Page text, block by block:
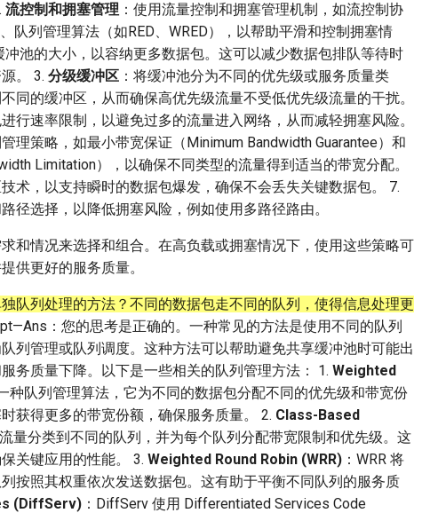
流控制和拥塞管理 ：使用流量控制和拥塞管理机制，如流控制协
队列管理算法（如RED、WRED），以帮助平滑和控制拥塞情
冲池的大小，以容纳更多数据包。这可以减少数据包排队等待时
。 3. 分级缓冲区 ：将缓冲池分为不同的优先级或服务质量类
同的缓冲区，从而确保高优先级流量不受低优先级流量的干扰。
行速率限制，以避免过多的流量进入网络，从而减轻拥塞风险。
管理策略，如最小带宽保证（Minimum Bandwidth Guarantee）和
Limitation），以确保不同类型的流量得到适当的带宽分配。
技术，以支持瞬时的数据包爆发，确保不会丢失关键数据包。 7.
径选择，以降低拥塞风险，例如使用多路径路由。
和情况来选择和组合。在高负载或拥塞情况下，使用这些策略可
供更好的服务质量。
队列处理的方法？不同的数据包走不同的队列，使得信息处理更
：您的思考是正确的。一种常见的方法是使用不同的队列
列管理或队列调度。这种方法可以帮助避免共享缓冲池时可能出
务质量下降。以下是一些相关的队列管理方法： 1. Weighted
种队列管理算法，它为不同的数据包分配不同的优先级和带宽份
获得更多的带宽份额，确保服务质量。 2. Class-Based
流量分类到不同的队列，并为每个队列分配带宽限制和优先级。这
关键应用的性能。 3. Weighted Round Robin (WRR) ：WRR 将
按照其权重依次发送数据包。这有助于平衡不同队列的服务质
(DiffServ) ：DiffServ 使用 Differentiated Services Code